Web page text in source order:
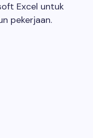
Excel untuk
pekerjaan.